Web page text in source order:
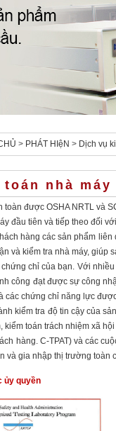
> PHÁT HIệN > Dịch vụ
nhà máy
được OSHA NRTL và
đầu tiên và tiếp theo đối
hàng các sản phẩm
và kiểm tra nhà máy, giúp
chỉ của bạn. Với
công đạt được sự công
các chứng chỉ năng lực
kiểm tra độ tin cậy của
kiểm toán trách nhiệm xã
hàng. C-TPAT) và các
và gia nhập thị trường toàn
ủy quyền